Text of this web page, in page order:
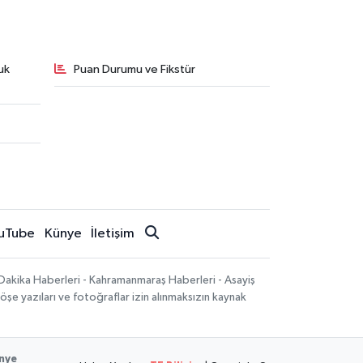
Puan Durumu ve Fikstür
Künye İletişim
Haberleri - Kahramanmaraş Haberleri - Asayiş
yazıları ve fotoğraflar izin alınmaksızın kaynak